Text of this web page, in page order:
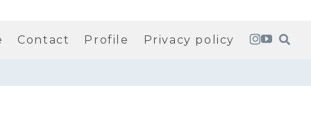
Contact Profile Privacy policy